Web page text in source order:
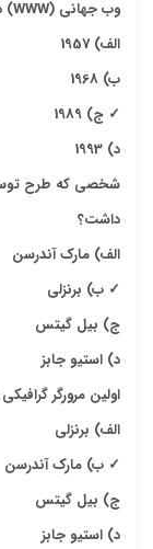
وب جهانی (WWW)
الف) 1957
ب) 1968
✓ ج) 1989
د) 1993
شخصی که طرح توسعه
داشت؟
الف) مارک آندرسن
✓ ب) برنزلی
ج) بیل گیتس
د) استیو جابز
اولین مرورگر
الف) برنزلی
✓ ب) مارک آندرسن
ج) بیل گیتس
د) استیو جابز